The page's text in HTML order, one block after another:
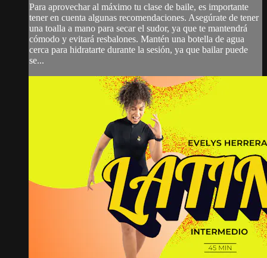
Para aprovechar al máximo tu clase de baile, es importante
tener en cuenta algunas recomendaciones. Asegúrate de tener
una toalla a mano para secar el sudor, ya que te mantendrá
cómodo y evitará resbalones. Mantén una botella de agua
cerca para hidratarte durante la sesión, ya que bailar puede
se...